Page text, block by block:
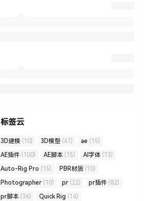
标签云
3D建模 (10) 3D模型 (41) ae (15)
AE插件 (100) AE脚本 (15) AI字体 (13)
Auto-Rig Pro (15) PBR材质 (10)
Photographer (10) pr (22) pr插件 (82)
pr脚本 (36) Quick Rig (14)